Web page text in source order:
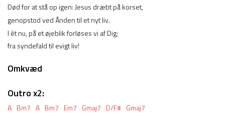
Død for at stå op igen: Jesus dræbt på korset,
genopstod ved Ånden til et nyt liv.
I ét nu, på et øjeblik forløses vi af Dig;
fra syndefald til evigt liv!
Omkvæd
Outro x2:
A Bm7 A Bm7 Em7 Gmaj7 D/F# Gmaj7